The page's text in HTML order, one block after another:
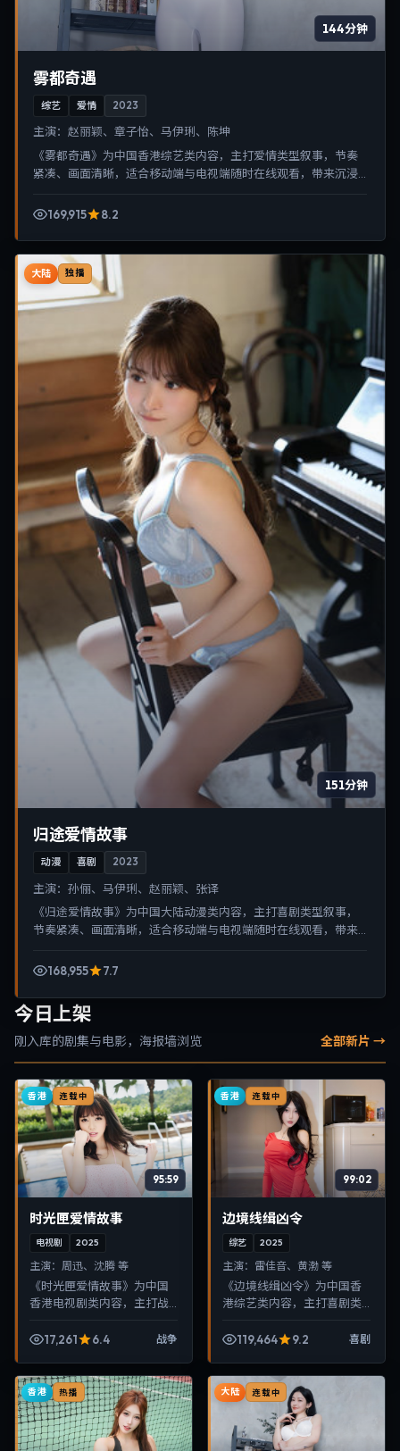
144分钟
雾都奇遇
综艺 爱情 2023
主演： 赵丽颖、章子怡、马伊琍、陈坤
《雾都奇遇》为中国香港综艺类内容，主打爱情类型叙事，节奏
紧凑、画面清晰，适合移动端与电视端随时在线观看，带来沉浸
169,915
8.2
大陆 独播
151分钟
归途爱情故事
动漫 喜剧 2023
主演： 孙俪、马伊琍、赵丽颖、张译
《归途爱情故事》为中国大陆动漫类内容，主打喜剧类型叙事，
节奏紧凑、画面清晰，适合移动端与电视端随时在线观看，带来
168,955
7.7
今日上架
刚入库的剧集与电影，海报墙浏览 全部新片 →
香港 连载中
95:59
时光匣爱情故事
电视剧 2025
主演： 周迅、沈腾 等
《时光匣爱情故事》为中国
香港电视剧类内容，主打战
面清晰，适合移动端与电视
17,261 6.4 战争
香港 连载中
99:02
边境线缉凶令
综艺 2025
主演： 雷佳音、黄渤 等
《边境线缉凶令》为中国香
港综艺类内容，主打喜剧类
晰，适合移动端与电视端随
119,464 9.2 喜剧
香港 热播 大陆 连载中